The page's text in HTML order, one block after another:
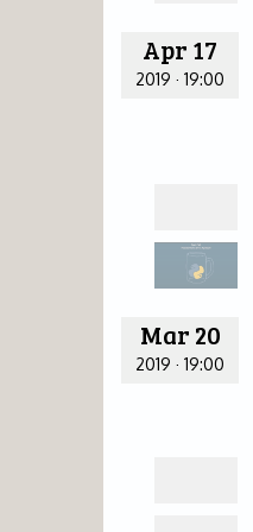
Apr 17
2019 ·19:00
Mar 20
2019 ·19:00